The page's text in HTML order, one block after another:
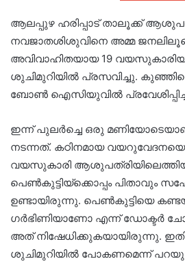
ആലപ്പുഴ ഹരിപ്പാട് താലൂക്ക്
നവജാതശിശുവിനെ അമ്മ
അവിവാഹിതയായ 19
ശുചിമുറിയില്‍ പ്രസവിച്ചു.
ബോണ്‍ ഐസിയുവില്‍
ഇന്ന് പുലര്‍ച്ചെ ഒരു
നടന്നത്. കഠിനമായ
വയസുകാരി
പെണ്‍കുട്ടിയ്‌ക്കൊപ്പം പിതാവും
ഉണ്ടായിരുന്നു. പെണ്‍കുട്ടിയെ
ഗര്‍ഭിണിയാണോ എന്ന് ഡോക്ടര്‍
അത് നിഷേധിക്കുകയായിരുന്നു.
ശുചിമുറിയില്‍ പോകണമെന്ന്